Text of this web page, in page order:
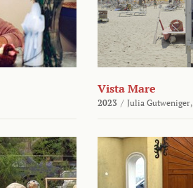
Vista Mare
2023 / Julia Gutweniger,